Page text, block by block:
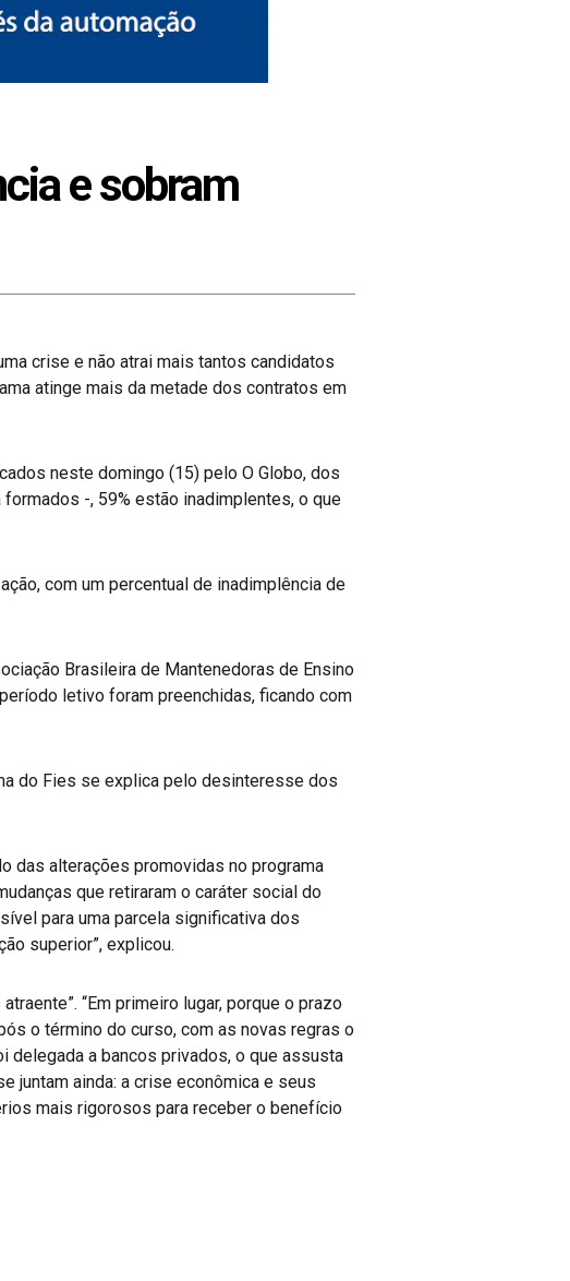
e sobram
crise e não atrai mais tantos candidatos
atinge mais da metade dos contratos em
neste domingo (15) pelo O Globo, dos
-, 59% estão inadimplentes, o que
com um percentual de inadimplência de
Brasileira de Mantenedoras de Ensino
letivo foram preenchidas, ficando com
do Fies se explica pelo desinteresse dos
das alterações promovidas no programa
que retiraram o caráter social do
para uma parcela significativa dos
superior”, explicou.
“Em primeiro lugar, porque o prazo
o término do curso, com as novas regras o
delegada a bancos privados, o que assusta
juntam ainda: a crise econômica e seus
mais rigorosos para receber o benefício